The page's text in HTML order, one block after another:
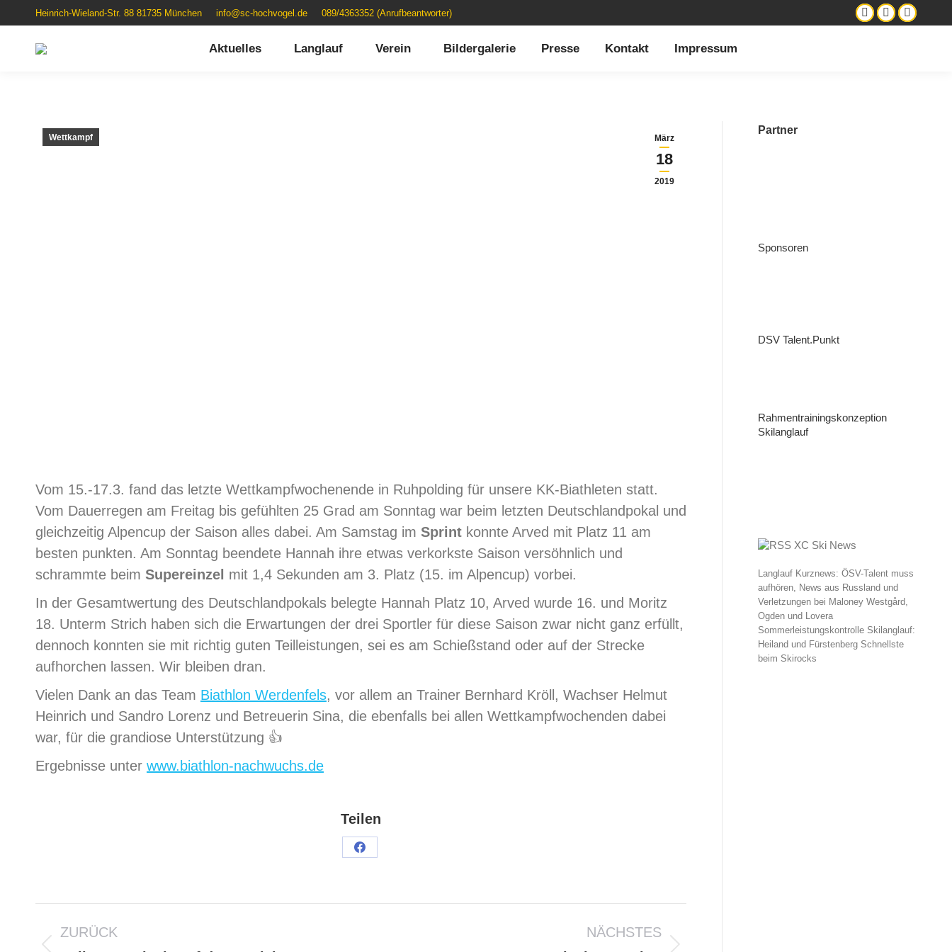
Heinrich-Wieland-Str. 88 81735 München info@sc-hochvogel.de 089/4363352 (Anrufbeantworter)
Aktuelles Langlauf Verein Bildergalerie Presse Kontakt Impressum
März
18
2019
Wettkampf
Vom 15.-17.3. fand das letzte Wettkampfwochenende in Ruhpolding für unsere KK-Biathleten statt.
Vom Dauerregen am Freitag bis gefühlten 25 Grad am Sonntag war beim letzten Deutschlandpokal und
gleichzeitig Alpencup der Saison alles dabei. Am Samstag im Sprint konnte Arved mit Platz 11 am
besten punkten. Am Sonntag beendete Hannah ihre etwas verkorkste Saison versöhnlich und
schrammte beim Supereinzel mit 1,4 Sekunden am 3. Platz (15. im Alpencup) vorbei.
In der Gesamtwertung des Deutschlandpokals belegte Hannah Platz 10, Arved wurde 16. und Moritz
18. Unterm Strich haben sich die Erwartungen der drei Sportler für diese Saison zwar nicht ganz erfüllt,
dennoch konnten sie mit richtig guten Teilleistungen, sei es am Schießstand oder auf der Strecke
aufhorchen lassen. Wir bleiben dran.
Vielen Dank an das Team Biathlon Werdenfels, vor allem an Trainer Bernhard Kröll, Wachser Helmut
Heinrich und Sandro Lorenz und Betreuerin Sina, die ebenfalls bei allen Wettkampfwochenden dabei
war, für die grandiose Unterstützung 👍
Ergebnisse unter www.biathlon-nachwuchs.de
Teilen
ZURÜCK
NÄCHSTES
Partner
Sponsoren
DSV Talent.Punkt
Rahmentrainingskonzeption
Skilanglauf
XC Ski News
Langlauf Kurznews: ÖSV-Talent muss
aufhören, News aus Russland und
Verletzungen bei Maloney Westgård,
Ogden und Lovera
Sommerleistungskontrolle Skilanglauf:
Heiland und Fürstenberg Schnellste
beim Skirocks